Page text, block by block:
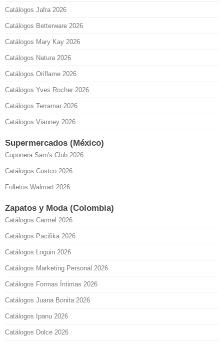
Catálogos Jafra 2026
Catálogos Betterware 2026
Catálogos Mary Kay 2026
Catálogos Natura 2026
Catálogos Oriflame 2026
Catálogos Yves Rocher 2026
Catálogos Terramar 2026
Catálogos Vianney 2026
Supermercados (México)
Cuponera Sam's Club 2026
Catálogos Costco 2026
Folletos Walmart 2026
Zapatos y Moda (Colombia)
Catálogos Carmel 2026
Catálogos Pacifika 2026
Catálogos Loguin 2026
Catálogos Marketing Personal 2026
Catálogos Formas Íntimas 2026
Catálogos Juana Bonita 2026
Catálogos Ipanu 2026
Catálogos Dolce 2026